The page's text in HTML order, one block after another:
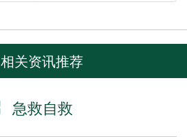
相关资讯推荐
急救自救